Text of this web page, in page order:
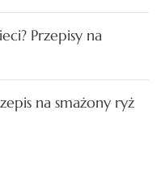
Przepisy na
na smażony ryż